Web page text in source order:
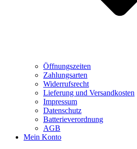
Öffnungszeiten
Zahlungsarten
Widerrufsrecht
Lieferung und Versandkosten
Impressum
Datenschutz
Batterieverordnung
AGB
Mein Konto